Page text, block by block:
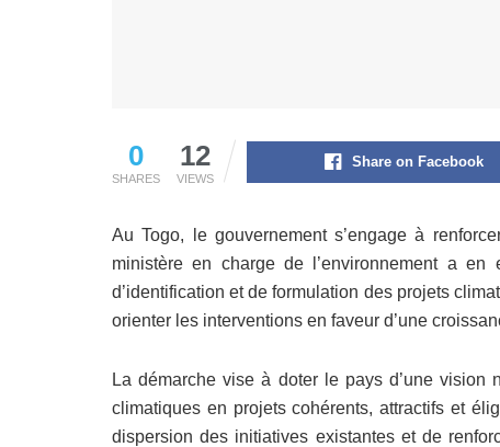
0
SHARES
12
VIEWS
Share on Facebook
Au Togo, le gouvernement s’engage à
ministère en charge de l’environnement a
d’identification et de formulation des projets
orienter les interventions en faveur d’une
La démarche vise à doter le pays d’une vision
climatiques en projets cohérents, attractifs et
dispersion des initiatives existantes et de